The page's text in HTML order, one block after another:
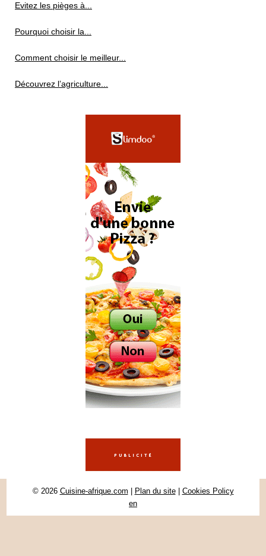
Evitez les pièges à...
Pourquoi choisir la...
Comment choisir le meilleur...
Découvrez l’agriculture...
© 2026 Cuisine-afrique.com Plan du site| Cookies Policy
en